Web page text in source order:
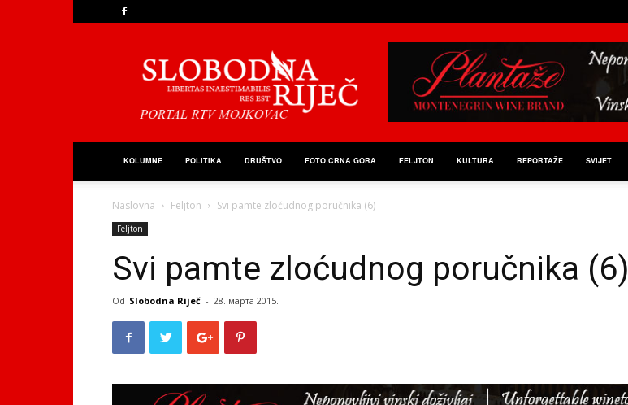
Riječ
KOLUMNE POLITIKA DRUŠTVO FOTO CRNA GORA FELJTON KULTURA REPORTAŽE SVIJET
Naslovna Feljton Svi pamte zloćudnog poručnika (6)
Feljton
Svi pamte zloćudnog poručnika (6)
Od Slobodna Riječ - 28. марта 2015.